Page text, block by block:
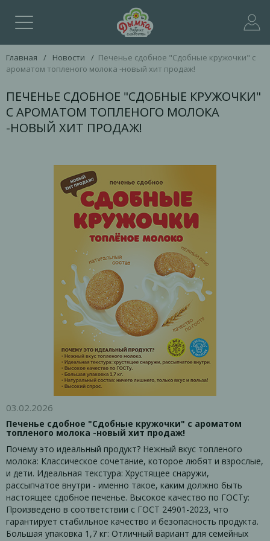
Главная / Новости / Печенье сдобное "Сдобные кружочки" с
ароматом топленого молока -новый хит продаж!
ПЕЧЕНЬЕ СДОБНОЕ "СДОБНЫЕ КРУЖОЧКИ"
С АРОМАТОМ ТОПЛЕНОГО МОЛОКА
-НОВЫЙ ХИТ ПРОДАЖ!
03.02.2026
Печенье сдобное "Сдобные кружочки" с ароматом
топленого молока -новый хит продаж!
Почему это идеальный продукт? Нежный вкус топленого
молока: Классическое сочетание, которое любят и взрослые,
и дети. Идеальная текстура: Хрустящее снаружи,
рассыпчатое внутри - именно такое, каким должно быть
настоящее сдобное печенье. Высокое качество по ГОСТу:
Произведено в соответствии с ГОСТ 24901-2023, что
гарантирует стабильное качество и безопасность продукта.
Большая упаковка 1,7 кг: Отличный вариант для семейных